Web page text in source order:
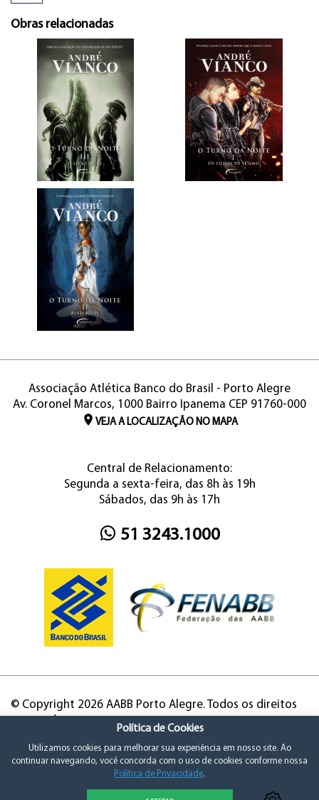
Obras relacionadas
Associação Atlética Banco do Brasil - Porto Alegre
Av. Coronel Marcos, 1000 Bairro Ipanema CEP 91760-000
VEJA A LOCALIZAÇÃO NO MAPA
Central de Relacionamento:
Segunda a sexta-feira, das 8h às 19h
Sábados, das 9h às 17h
51 3243.1000
© Copyright 2026 AABB Porto Alegre. Todos os direitos
Política de Cookies
Utilizamos cookies para melhorar sua experiência em nosso site. Ao
continuar navegando, você concorda com o uso de cookies conforme nossa
Política de Privacidade.